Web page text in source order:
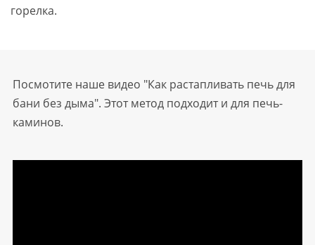
горелка.
Посмотите наше видео "Как растапливать печь для
бани без дыма". Этот метод подходит и для печь-
каминов.